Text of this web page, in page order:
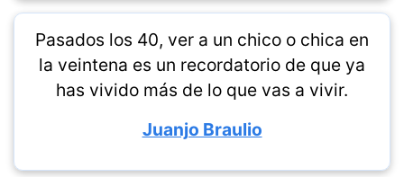
Pasados los 40, ver a un chico o chica en
la veintena es un recordatorio de que ya
has vivido más de lo que vas a vivir.
Juanjo Braulio